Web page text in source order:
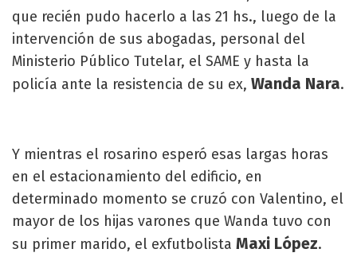
que recién pudo hacerlo a las 21 hs., luego de la
intervención de sus abogadas, personal del
Ministerio Público Tutelar, el SAME y hasta la
policía ante la resistencia de su ex, Wanda Nara.
Y mientras el rosarino esperó esas largas horas
en el estacionamiento del edificio, en
determinado momento se cruzó con Valentino, el
mayor de los hijas varones que Wanda tuvo con
su primer marido, el exfutbolista Maxi López.